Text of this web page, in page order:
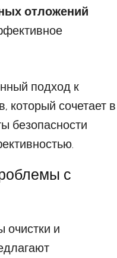
отложений
подход к
который сочетает в
безопасности
с
очистки и